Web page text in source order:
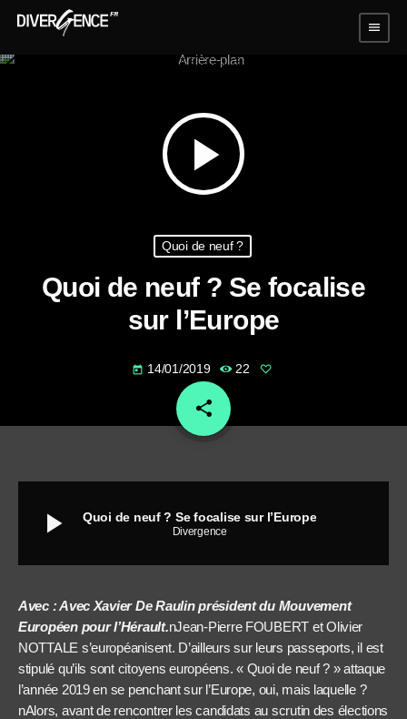
menu
play_arrow
Quoi de neuf ?
Quoi de neuf ? Se focalise
sur l’Europe
today 14/01/2019 22
share
email
play_arrow Quoi de neuf ? Se focalise sur l’Europe
Divergence
Avec : Avec Xavier De Raulin président du Mouvement
Européen pour l’Hérault.nJean-Pierre FOUBERT et Olivier
NOTTALE s’européanisent. D’ailleurs sur leurs passeports, il est
stipulé qu’ils sont citoyens européens. « Quoi de neuf ? » attaque
l’année 2019 en se penchant sur l’Europe, oui, mais laquelle ?
nAlors, avant de rencontrer les candidats au scrutin des élections